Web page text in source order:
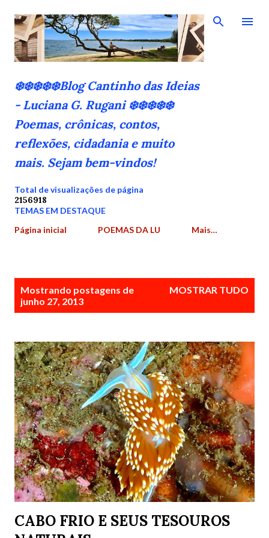
Pular para o conteúdo principal
❄️❄️❄️❄️❄️Blog Cantinho das Ideias
- Luciana G. Rugani ❄️❄️❄️❄️❄️
Poemas, crônicas, contos,
reflexões, cidadania e muito
mais. Sejam bem-vindos!
Total de visualizações de página
2156918
TEMAS EM DESTAQUE
Página inicial
POEMAS DA LU Mais…
Mostrando postagens de
junho 27, 2013
MOSTRAR TUDO
CABO FRIO E SEUS TESOUROS